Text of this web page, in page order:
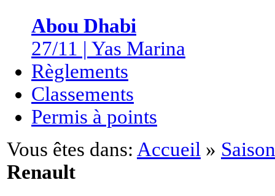
Abou Dhabi
27/11 | Yas Marina
Règlements
Classements
Permis à points
Vous êtes dans: Accueil »
Renault